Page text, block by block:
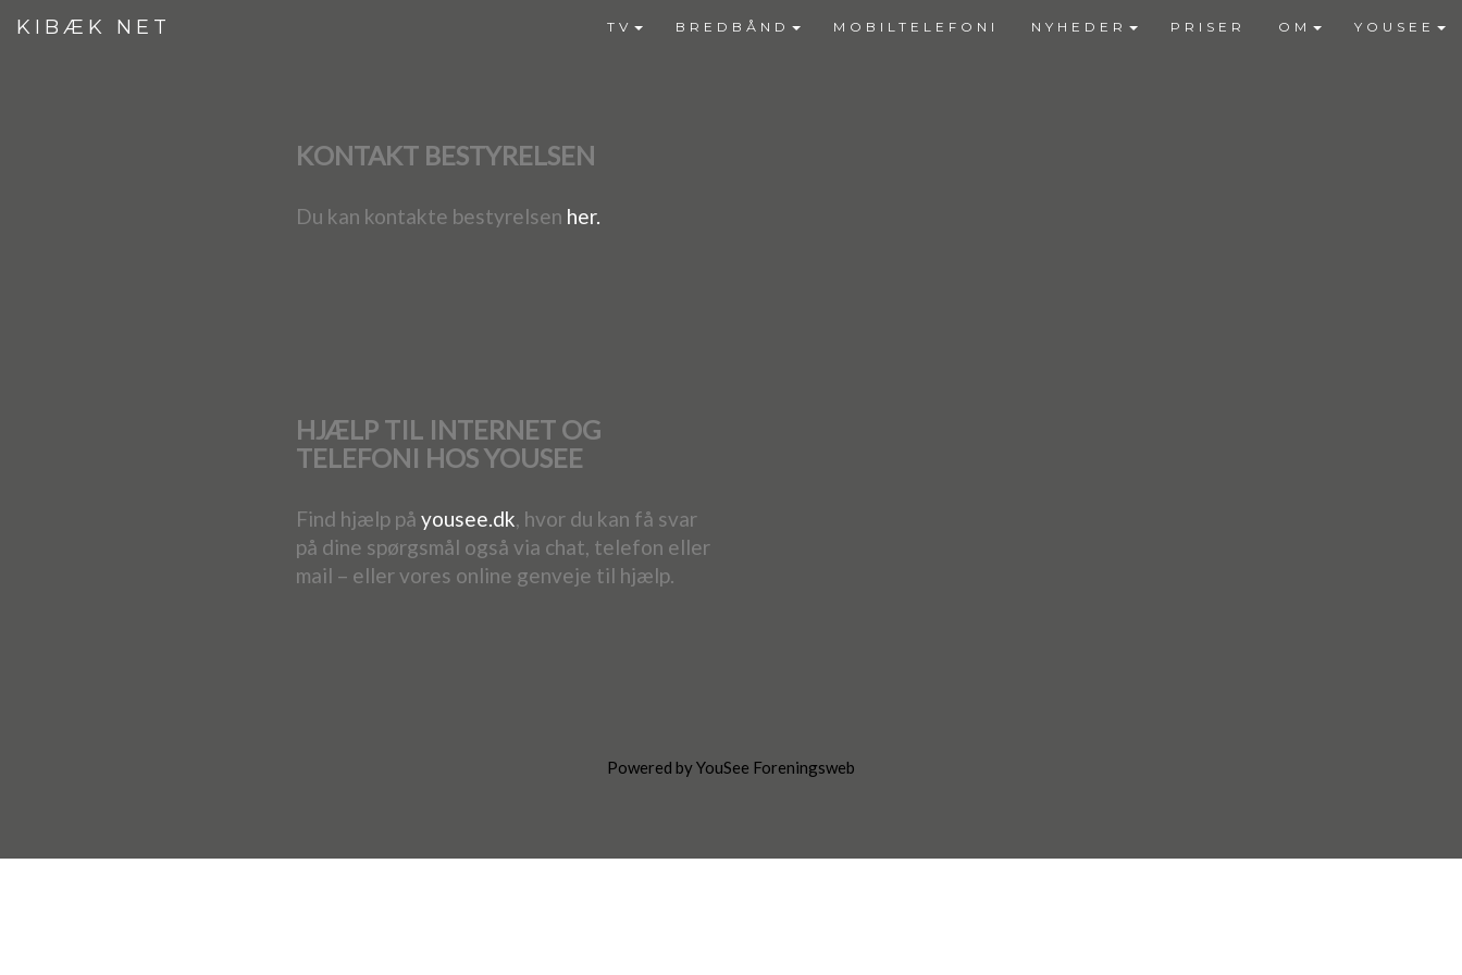
KIBÆK NET TV BREDBÅND MOBILTELEFONI NYHEDER PRISER OM YOUSEE
KONTAKT BESTYRELSEN
Du kan kontakte bestyrelsen her.
HJÆLP TIL INTERNET OG
TELEFONI HOS YOUSEE
Find hjælp påyousee.dk, hvor du kan få svar
på dine spørgsmål også via chat, telefon eller
mail – eller vores online genveje til hjælp.
Powered by YouSee Foreningsweb